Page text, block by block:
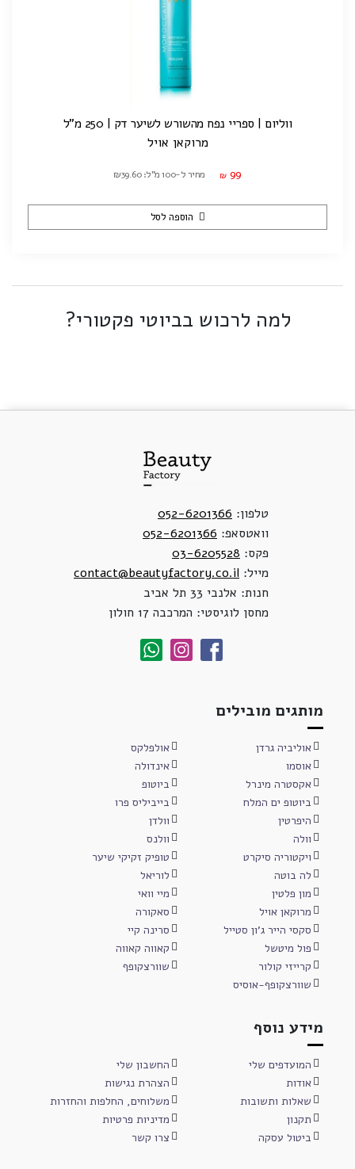
ווליום | ספריי נפח מהשורש לשיער דק | 250 מ"ל
מרוקאן אויל
₪ 99 מחיר ל-100 מ"ל: ₪39.60
הוספה לסל
למה לרכוש בביוטי פקטורי?
טלפון: 052-6201366
וואטסאפ: 052-6201366
פקס: 03-6205528
מייל: contact@beautyfactory.co.il
חנות: אלנבי 33 תל אביב
מחסן לוגיסטי: המרכבה 17 חולון
מותגים מובילים
אוליביה גרדן
אולפלקס
אוסמו
אינדולה
אקסטרה מינרל
ביוטופ
ביוטופ ים המלח
בייביליס פרו
היפרטין
וולדן
וולה
וולנס
ויקטוריה סיקרט
טופיק זקיקי שיער
לה בוטה
לוריאל
מון פלטין
מיי וואי
מרוקאן אויל
סאקורה
סקסי הייר ג'ון סטייל
סרינה קיי
פול מיטשל
קאווה קאווה
קרייזי קולור
שוורצקופף
שוורצקופף-אוסיס
מידע נוסף
המועדפים שלי
החשבון שלי
אודות
הצהרת נגישות
שאלות ותשובות
משלוחים, החלפות והחזרות
תקנון
מדיניות פרטיות
ביטול עסקה
צרו קשר